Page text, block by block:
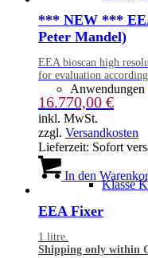
Anwendungen
Klasse
*** NEW ***
Peter Mandel)
EEA bioscan high
for evaluation
16.770,00 €
inkl. MwSt.
zzgl. Versandkosten
Lieferzeit: Sofort
In den
EEA Fixer
1 litre.
Shipping only within